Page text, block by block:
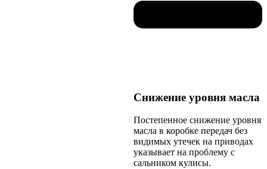
Снижение уровня масла
Постепенное снижение уровня
масла в коробке передач без
видимых утечек на приводах
указывает на проблему с
сальником кулисы.